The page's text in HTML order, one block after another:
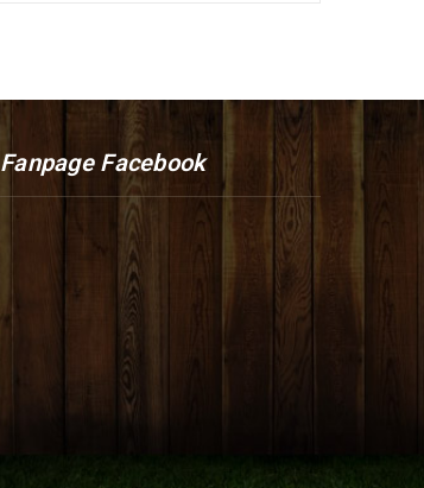
Fanpage Facebook